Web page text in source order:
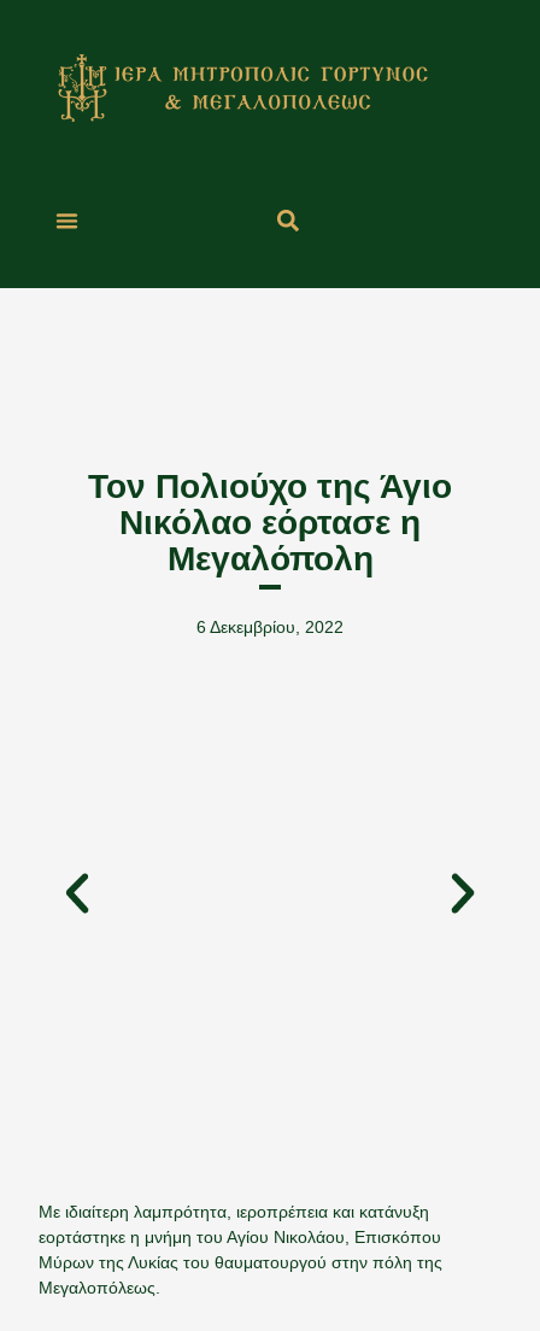
περιεχόμενο
Τον Πολιούχο της Άγιο
Νικόλαο εόρτασε η
Μεγαλόπολη
6 Δεκεμβρίου, 2022
Με ιδιαίτερη λαμπρότητα, ιεροπρέπεια και κατάνυξη
εορτάστηκε η μνήμη του Αγίου Νικολάου, Επισκόπου
Μύρων της Λυκίας του θαυματουργού στην πόλη της
Μεγαλοπόλεως.